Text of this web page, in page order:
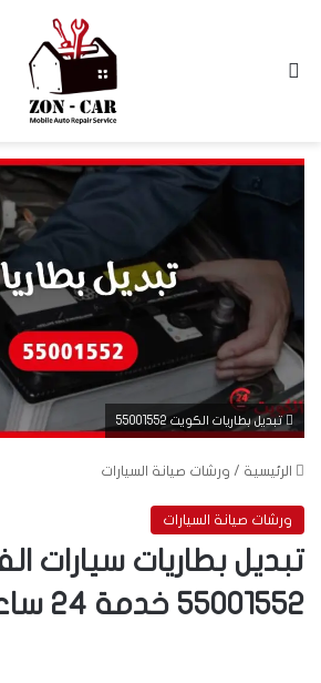
تبديل بطاريات الكويت 55001552
الرئيسية / ورشات صيانة السيارات
ورشات صيانة السيارات
تبديل بطاريات سيارات
55001552 خدمة 24 ساعة